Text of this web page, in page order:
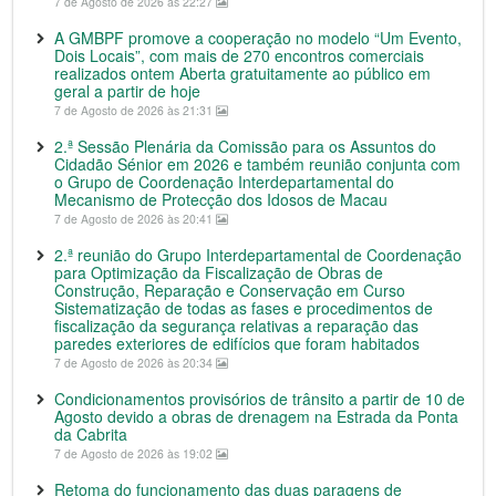
A GMBPF promove a cooperação no modelo “Um Evento,
Dois Locais”, com mais de 270 encontros comerciais
realizados ontem Aberta gratuitamente ao público em
geral a partir de hoje
7 de Agosto de 2026 às 21:31
2.ª Sessão Plenária da Comissão para os Assuntos do
Cidadão Sénior em 2026 e também reunião conjunta com
o Grupo de Coordenação Interdepartamental do
Mecanismo de Protecção dos Idosos de Macau
7 de Agosto de 2026 às 20:41
2.ª reunião do Grupo Interdepartamental de Coordenação
para Optimização da Fiscalização de Obras de
Construção, Reparação e Conservação em Curso
Sistematização de todas as fases e procedimentos de
fiscalização da segurança relativas a reparação das
paredes exteriores de edifícios que foram habitados
7 de Agosto de 2026 às 20:34
Condicionamentos provisórios de trânsito a partir de 10 de
Agosto devido a obras de drenagem na Estrada da Ponta
da Cabrita
7 de Agosto de 2026 às 19:02
Retoma do funcionamento das duas paragens de